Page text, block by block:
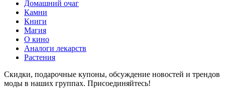
Домашний очаг
Камни
Книги
Магия
О кино
Аналоги лекарств
Растения
Скидки, подарочные купоны, обсуждение новостей и трендов
моды в наших группах. Присоединяйтесь!